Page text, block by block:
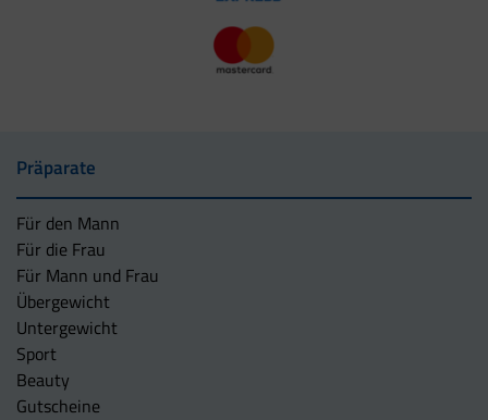
Präparate
Für den Mann
Für die Frau
Für Mann und Frau
Übergewicht
Untergewicht
Sport
Beauty
Gutscheine